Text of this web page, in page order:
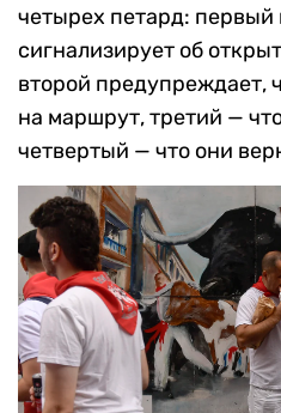
четырех петард: первый
сигнализирует об
второй предупреждает,
на маршрут, третий —
четвертый — что они